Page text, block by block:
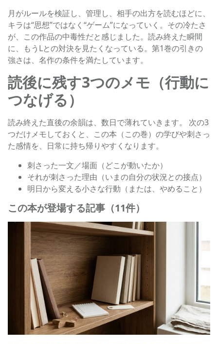
月がルールを検証し、管理し、相手の出方を読むほどに、
キラは“思想”ではなく“ゲーム”になっていく。その冷たさ
が、この作品の中毒性だと感じました。読み終えた瞬間
に、もうLとの対決を見たくなっている。第1巻の引きの
強さは、名作の条件を満たしています。
読後に残す3つのメモ（行動に
つなげる）
読み終えた直後の余韻は、数日で薄れていきます。 次の3
つだけメモしておくと、この本（この巻）の学びや刺さっ
た感情を、日常に持ち帰りやすくなります。
刺さった一文／場面（どこが動いたか）
それが刺さった理由（いまの自分の状況との接点）
明日から変える小さな行動（または、やめること）
この本が登場する記事（11件）